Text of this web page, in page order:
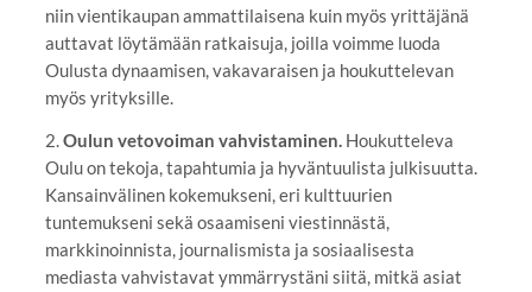
niin vientikaupan ammattilaisena kuin myös yrittäjänä
auttavat löytämään ratkaisuja, joilla voimme luoda
Oulusta dynaamisen, vakavaraisen ja houkuttelevan
myös yrityksille.
2.Oulun vetovoiman vahvistaminen.Houkutteleva
Oulu on tekoja, tapahtumia ja hyväntuulista julkisuutta.
Kansainvälinen kokemukseni, eri kulttuurien
tuntemukseni sekä osaamiseni viestinnästä,
markkinoinnista, journalismista ja sosiaalisesta
mediasta vahvistavat ymmärrystäni siitä, mitkä asiat